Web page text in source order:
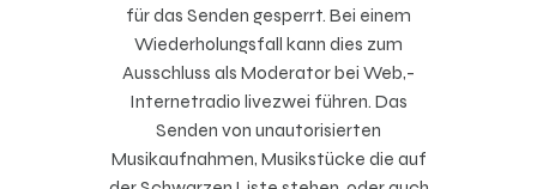
für das Senden gesperrt. Bei einem
Wiederholungsfall kann dies zum
Ausschluss als Moderator bei Web,-
Internetradio livezwei führen. Das
Senden von unautorisierten
Musikaufnahmen, Musikstücke die auf